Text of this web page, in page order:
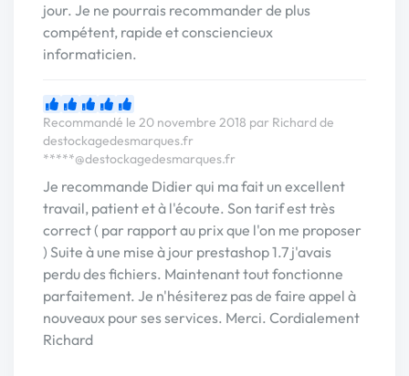
jour. Je ne pourrais recommander de plus
compétent, rapide et consciencieux
informaticien.
Recommandé le 20 novembre 2018 par Richard de
destockagedesmarques.fr
*****@destockagedesmarques.fr
Je recommande Didier qui ma fait un excellent
travail, patient et à l'écoute. Son tarif est très
correct ( par rapport au prix que l'on me proposer
) Suite à une mise à jour prestashop 1.7 j'avais
perdu des fichiers. Maintenant tout fonctionne
parfaitement. Je n'hésiterez pas de faire appel à
nouveaux pour ses services. Merci. Cordialement
Richard